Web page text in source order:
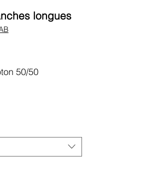
longues
50/50